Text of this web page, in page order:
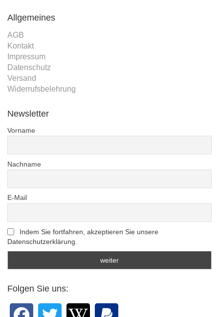
Allgemeines
AGB
Kontakt
Impressum
Datenschutz
Versand
Widerrufsbelehrung
Newsletter
Vorname
Nachname
E-Mail
Indem Sie fortfahren, akzeptieren Sie unsere
Datenschutzerklärung.
Folgen Sie uns: